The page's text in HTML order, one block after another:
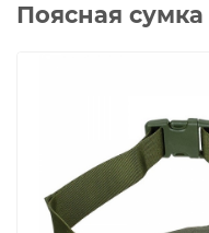
Поясная